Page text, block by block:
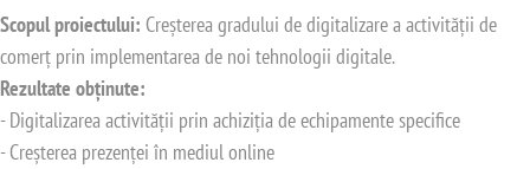
Scopul proiectului: Creșterea gradului de digitalizare a activității de
comerț prin implementarea de noi tehnologii digitale.
Rezultate obținute:
- Digitalizarea activității prin achiziția de echipamente specifice
- Creșterea prezenței în mediul online